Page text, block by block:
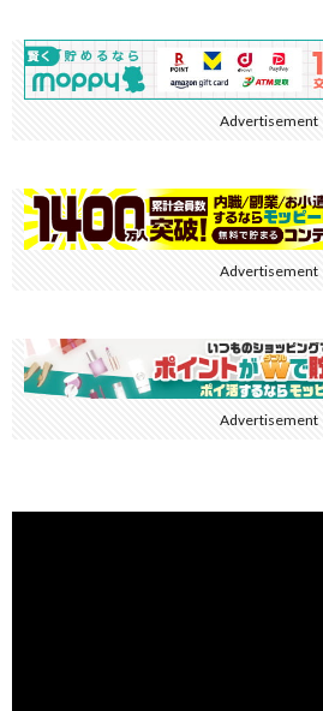
Advertisement
Advertisement
Advertisement